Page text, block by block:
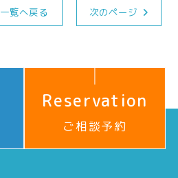
一覧へ戻る 次のページ
Reservation
ご相談予約